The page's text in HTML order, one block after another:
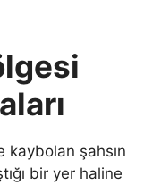
kaybolan şahsın
bir yer haline